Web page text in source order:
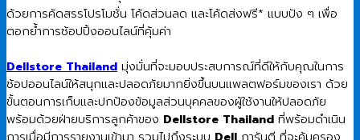
ด้วยการคัดสรรโปรโมชั่น โค้ดส่วนลด และโค้ดส่งฟรี* แบบปัง ๆ เพื่อ
ตอกย้ำการช้อปปิ้งออนไลน์ที่คุ้มค่า
Dellstore Thailand มุ่งมั่นที่จะมอบประสบการณ์ที่ดีให้กับคุณในการ
ช้อปออนไลน์ให้สนุกและปลอดภัยมากยิ่งขึ้นบนแพลตฟอร์มของเรา ด้วย
ขั้นตอนการเก็บและปกป้องข้อมูลส่วนบุคคลของผู้ใช้งานให้ปลอดภัย
พร้อมด้วยฝ่ายบริการลูกค้าของ Dellstore Thailand ที่พร้อมดำเนิน